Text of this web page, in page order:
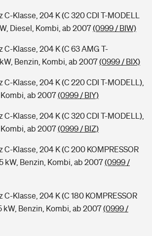
Klasse, 204 K (C 320 CDI T-MODELL
Diesel, Kombi, ab 2007(0999 / BIW)
C-Klasse, 204 K (C 63 AMG T-
Benzin, Kombi, ab 2007(0999 / BIX)
Klasse, 204 K (C 220 CDI T-MODELL),
ab 2007(0999 / BIY)
Klasse, 204 K (C 320 CDI T-MODELL),
ab 2007(0999 / BIZ)
Klasse, 204 K (C 200 KOMPRESSOR
kW, Benzin, Kombi, ab 2007(0999 /
Klasse, 204 K (C 180 KOMPRESSOR
kW, Benzin, Kombi, ab 2007(0999 /